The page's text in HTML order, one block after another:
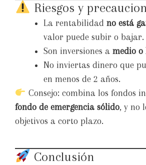
Riesgos y
La rentabilidad no está
valor puede subir o bajar.
Son inversiones a medio o
No inviertas dinero que
en menos de 2 años.
Consejo: combina los fondos
fondo de emergencia sólido, y no
objetivos a corto plazo.
Conclusión